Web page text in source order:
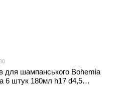
для шампанського Bohemia
6 штук 180мл h17 d4,5